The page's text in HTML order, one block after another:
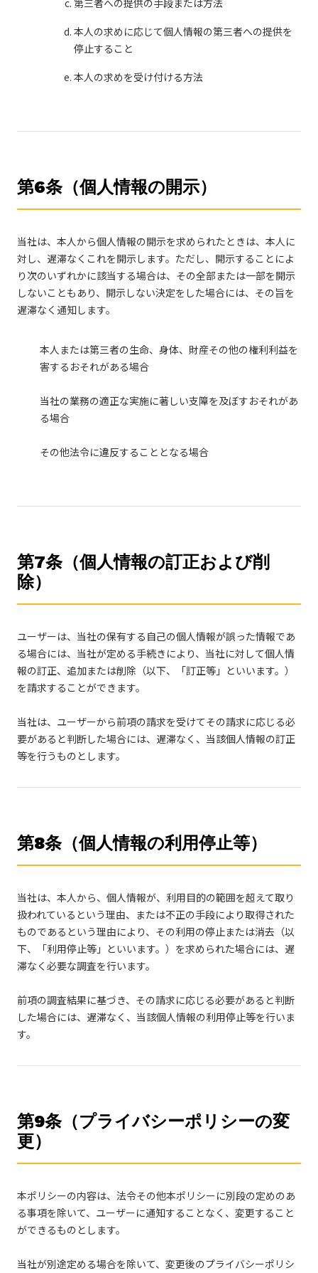
第三者への提供の手段または方法
本人の求めに応じて個人情報の第三者への提供を
停止すること
本人の求めを受け付ける方法
第6条（個人情報の開示）
当社は、本人から個人情報の開示を求められたときは、本人に
対し、遅滞なくこれを開示します。ただし、開示することによ
り次のいずれかに該当する場合は、その全部または一部を開示
しないこともあり、開示しない決定をした場合には、その旨を
遅滞なく通知します。
本人または第三者の生命、身体、財産その他の権利利益を
害するおそれがある場合
当社の業務の適正な実施に著しい支障を及ぼすおそれがあ
る場合
その他法令に違反することとなる場合
第7条（個人情報の訂正および削
除）
ユーザーは、当社の保有する自己の個人情報が誤った情報であ
る場合には、当社が定める手続きにより、当社に対して個人情
報の訂正、追加または削除（以下、「訂正等」といいます。）
を請求することができます。
当社は、ユーザーから前項の請求を受けてその請求に応じる必
要があると判断した場合には、遅滞なく、当該個人情報の訂正
等を行うものとします。
第8条（個人情報の利用停止等）
当社は、本人から、個人情報が、利用目的の範囲を超えて取り
扱われているという理由、または不正の手段により取得された
ものであるという理由により、その利用の停止または消去（以
下、「利用停止等」といいます。）を求められた場合には、遅
滞なく必要な調査を行います。
前項の調査結果に基づき、その請求に応じる必要があると判断
した場合には、遅滞なく、当該個人情報の利用停止等を行いま
す。
第9条（プライバシーポリシーの変
更）
本ポリシーの内容は、法令その他本ポリシーに別段の定めのあ
る事項を除いて、ユーザーに通知することなく、変更すること
ができるものとします。
当社が別途定める場合を除いて、変更後のプライバシーポリシ